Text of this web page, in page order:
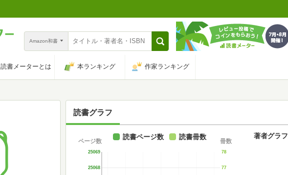
Amazon和書
読書メーターとは 本ランキング 作家ランキング
読書グラフ
25068
25069
ページ数
77
78
冊数
読書ページ数 読書冊数 著者グラフ